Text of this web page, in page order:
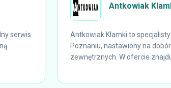
serwis
Antkowiak
Antkowiak Klamki to
Poznaniu, nastawiony na
zewnętrznych. W ofercie